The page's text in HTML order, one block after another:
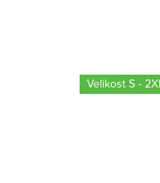
Velikost S -